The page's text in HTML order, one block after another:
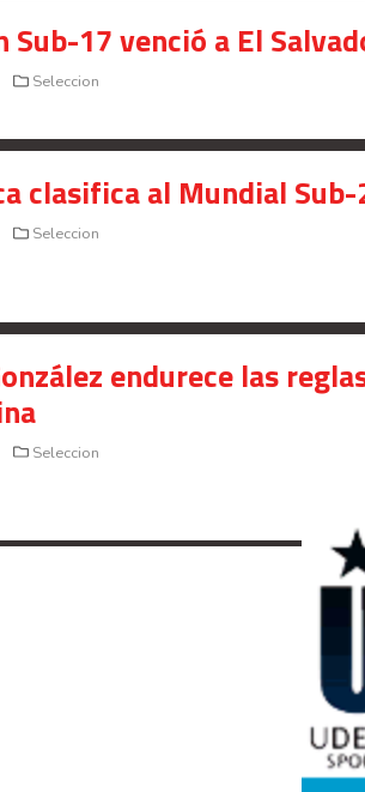
Sub-17 venció a El
Seleccion
clasifica al Mundial
Seleccion
endurece las
Seleccion